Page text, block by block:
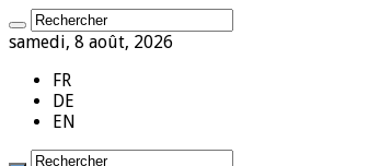
samedi, 8 août, 2026
FR
DE
EN